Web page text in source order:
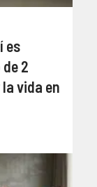
es
2
vida en